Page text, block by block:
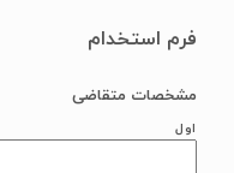
فرم استخدام
مشخصات متقاضی
اول